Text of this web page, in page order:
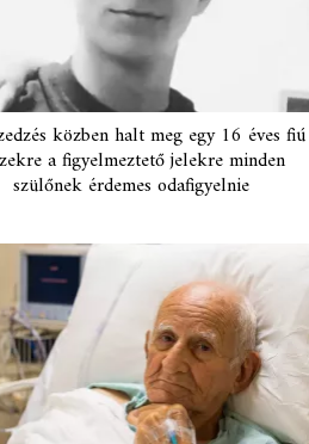
közben halt meg egy 16 éves fiú
a figyelmeztető jelekre minden
szülőnek érdemes odafigyelnie